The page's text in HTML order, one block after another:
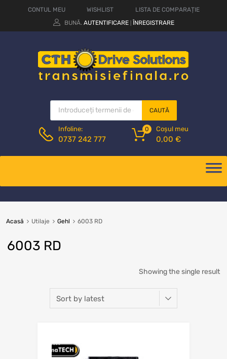
CONTUL MEU WISHLIST
LISTA DE COMPARAȚIE
BUNĂ. AUTENTIFICARE ÎNREGISTRARE
CAUTĂ
Infoline:
0737 242 777
Coșul meu
0,00 €
0
Acasă Utilaje Gehl 6003 RD
6003 RD
Showing the single result